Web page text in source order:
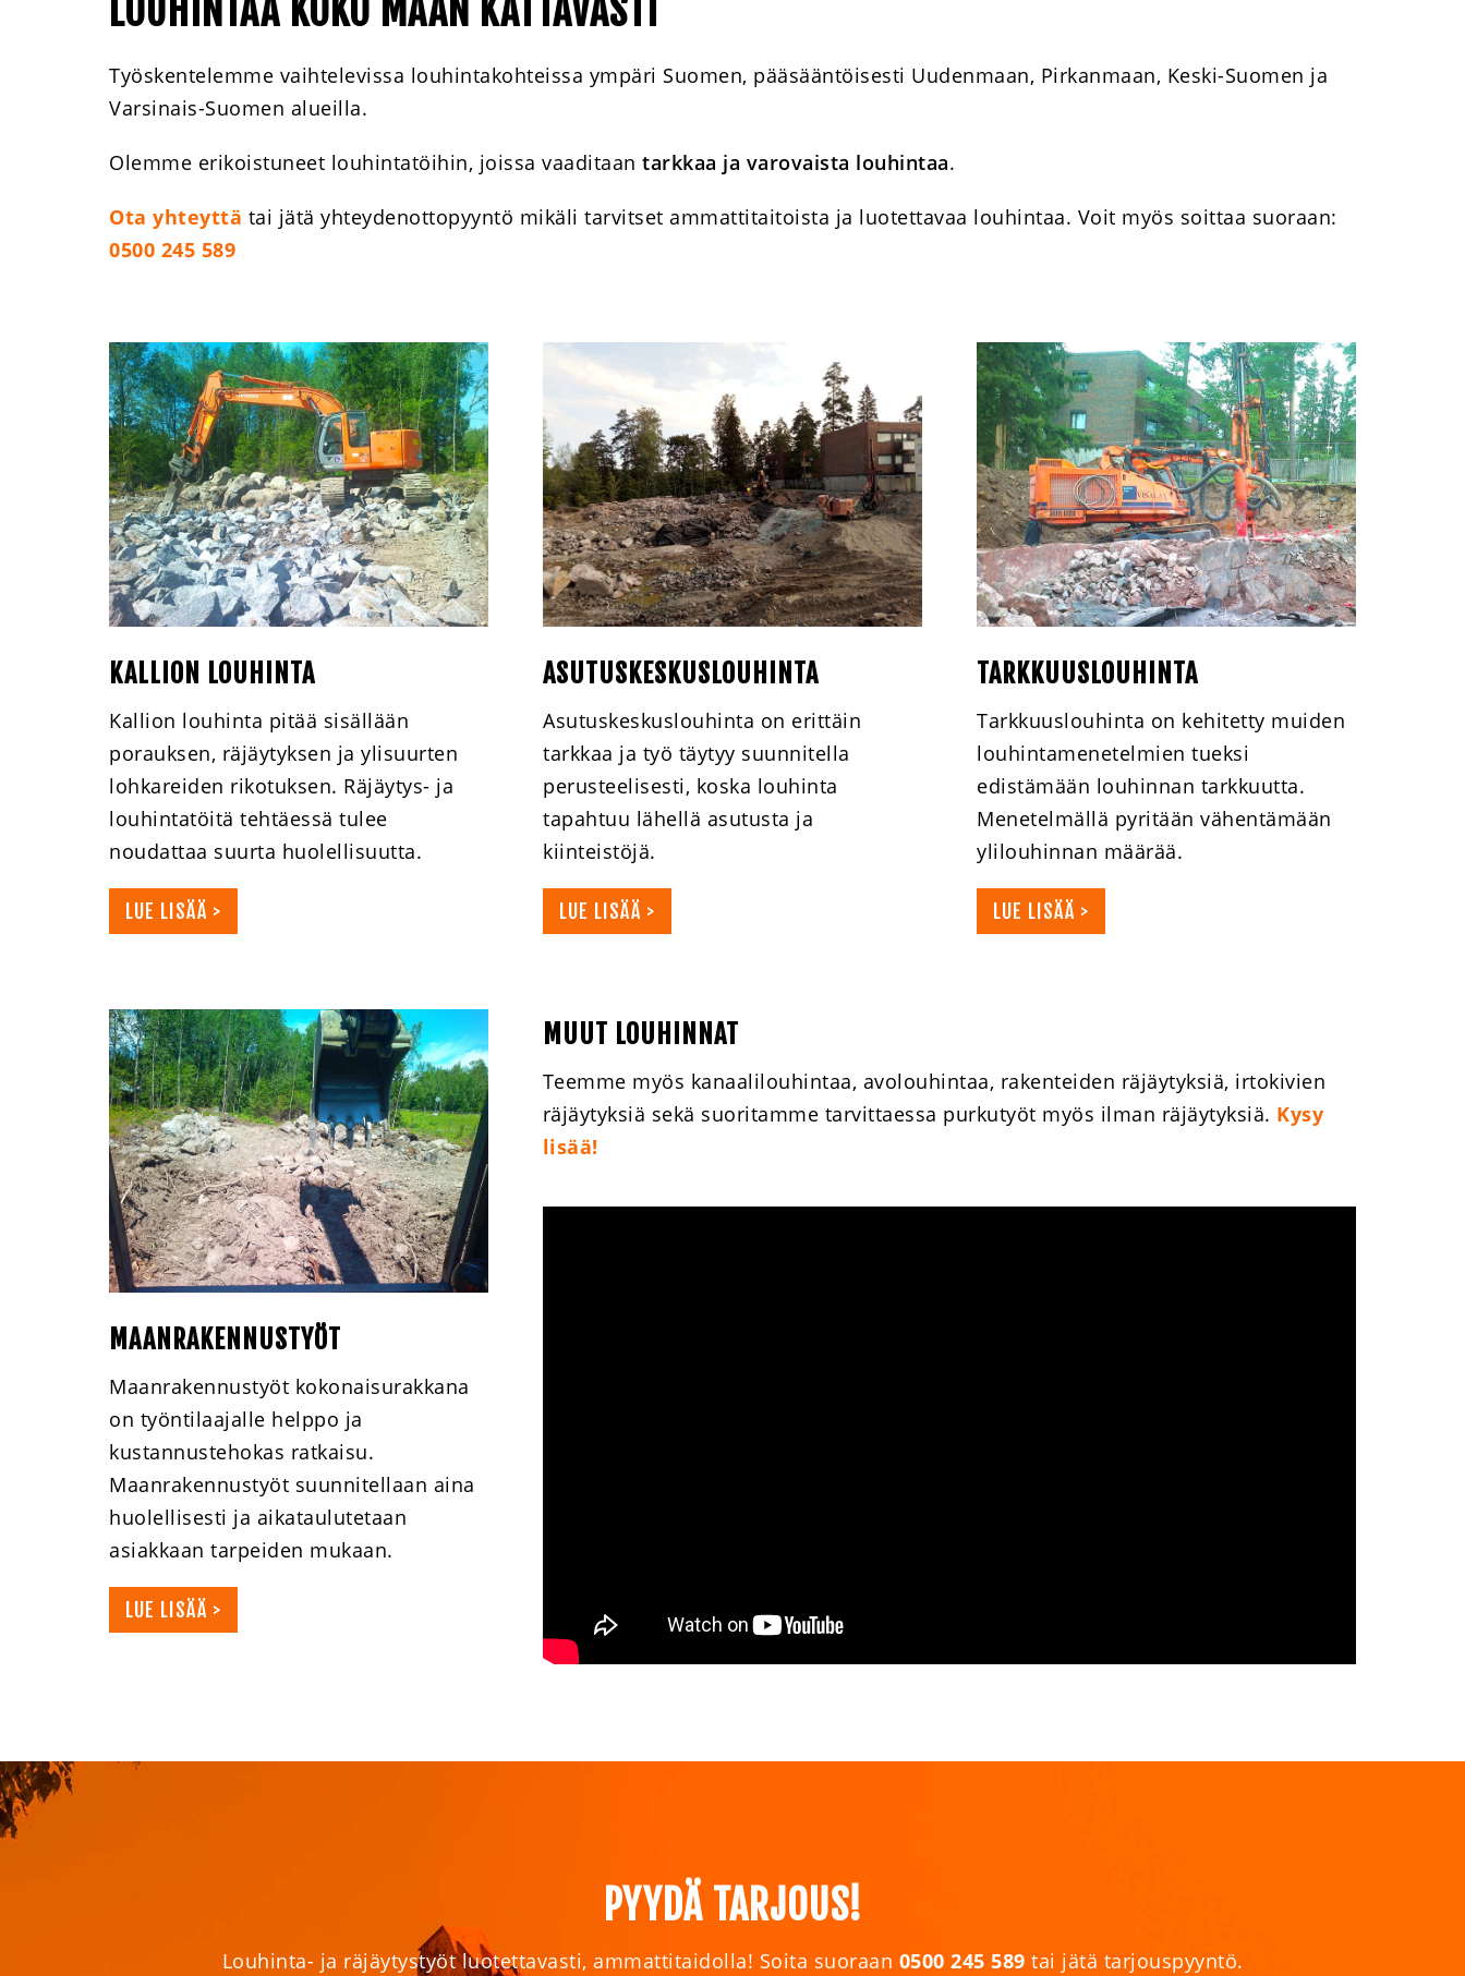
LOUHINTAA KOKO MAAN KATTAVASTI
Työskentelemme vaihtelevissa louhintakohteissa ympäri Suomen, pääsääntöisesti Uudenmaan, Pirkanmaan, Keski-Suomen ja
Varsinais-Suomen alueilla.
Olemme erikoistuneet louhintatöihin, joissa vaaditaan tarkkaa ja varovaista louhintaa.
Ota yhteyttä tai jätä yhteydenottopyyntö mikäli tarvitset ammattitaitoista ja luotettavaa louhintaa. Voit myös soittaa suoraan:
0500 245 589
KALLION LOUHINTA
Kallion louhinta pitää sisällään
porauksen, räjäytyksen ja ylisuurten
lohkareiden rikotuksen. Räjäytys- ja
louhintatöitä tehtäessä tulee
noudattaa suurta huolellisuutta.
LUE LISÄÄ >
ASUTUSKESKUSLOUHINTA
Asutuskeskuslouhinta on erittäin
tarkkaa ja työ täytyy suunnitella
perusteelisesti, koska louhinta
tapahtuu lähellä asutusta ja
kiinteistöjä.
LUE LISÄÄ >
TARKKUUSLOUHINTA
Tarkkuuslouhinta on kehitetty muiden
louhintamenetelmien tueksi
edistämään louhinnan tarkkuutta.
Menetelmällä pyritään vähentämään
ylilouhinnan määrää.
LUE LISÄÄ >
MAANRAKENNUSTYÖT
Maanrakennustyöt kokonaisurakkana
on työntilaajalle helppo ja
kustannustehokas ratkaisu.
Maanrakennustyöt suunnitellaan aina
huolellisesti ja aikataulutetaan
asiakkaan tarpeiden mukaan.
LUE LISÄÄ >
MUUT LOUHINNAT
Teemme myös kanaalilouhintaa, avolouhintaa, rakenteiden räjäytyksiä, irtokivien
räjäytyksiä sekä suoritamme tarvittaessa purkutyöt myös ilman räjäytyksiä. Kysy
lisää!
PYYDÄ TARJOUS!
Louhinta- ja räjäytystyöt luotettavasti, ammattitaidolla! Soita suoraan 0500 245 589 tai jätä tarjouspyyntö.